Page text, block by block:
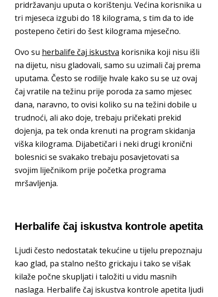
pridržavanju uputa o korištenju. Većina korisnika u
tri mjeseca izgubi do 18 kilograma, s tim da to ide
postepeno četiri do šest kilograma mjesečno.
Ovo su herbalife čaj iskustva korisnika koji nisu išli
na dijetu, nisu gladovali, samo su uzimali čaj prema
uputama. Često se rodilje hvale kako su se uz ovaj
čaj vratile na težinu prije poroda za samo mjesec
dana, naravno, to ovisi koliko su na težini dobile u
trudnoći, ali ako doje, trebaju pričekati prekid
dojenja, pa tek onda krenuti na program skidanja
viška kilograma. Dijabetičari i neki drugi kronični
bolesnici se svakako trebaju posavjetovati sa
svojim liječnikom prije početka programa
mršavljenja.
Herbalife čaj iskustva kontrole apetita
Ljudi često nedostatak tekućine u tijelu prepoznaju
kao glad, pa stalno nešto grickaju i tako se višak
kilaže počne skupljati i taložiti u vidu masnih
naslaga. Herbalife čaj iskustva kontrole apetita ljudi